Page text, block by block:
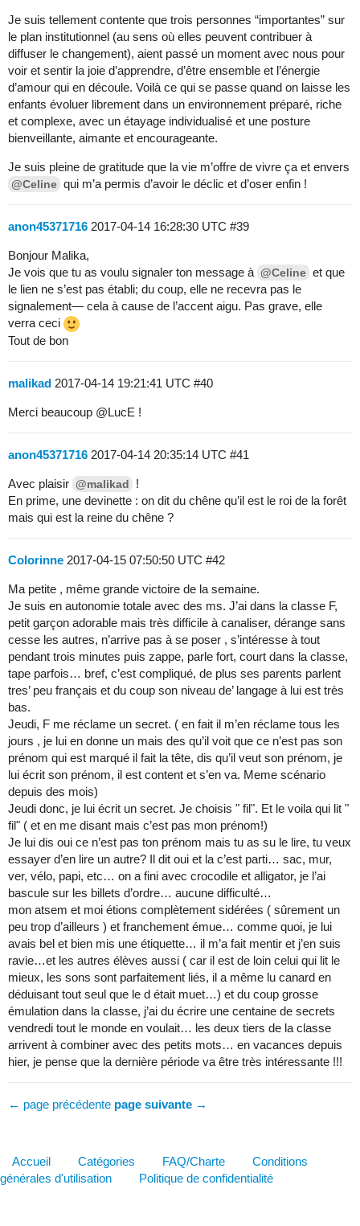
Je suis tellement contente que trois personnes “importantes” sur
le plan institutionnel (au sens où elles peuvent contribuer à
diffuser le changement), aient passé un moment avec nous pour
voir et sentir la joie d’apprendre, d’être ensemble et l’énergie
d’amour qui en découle. Voilà ce qui se passe quand on laisse les
enfants évoluer librement dans un environnement préparé, riche
et complexe, avec un étayage individualisé et une posture
bienveillante, aimante et encourageante.
Je suis pleine de gratitude que la vie m’offre de vivre ça et envers
@Celine qui m’a permis d’avoir le déclic et d’oser enfin !
anon45371716 2017-04-14 16:28:30 UTC #39
Bonjour Malika,
Je vois que tu as voulu signaler ton message à @Celine et que
le lien ne s’est pas établi; du coup, elle ne recevra pas le
signalement— cela à cause de l’accent aigu. Pas grave, elle
verra ceci
Tout de bon
malikad 2017-04-14 19:21:41 UTC #40
Merci beaucoup @LucE !
anon45371716 2017-04-14 20:35:14 UTC #41
Avec plaisir @malikad
!
En prime, une devinette : on dit du chêne qu’il est le roi de la forêt
mais qui est la reine du chêne ?
Colorinne 2017-04-15 07:50:50 UTC #42
Ma petite , même grande victoire de la semaine.
Je suis en autonomie totale avec des ms. J’ai dans la classe F,
petit garçon adorable mais très difficile à canaliser, dérange sans
cesse les autres, n’arrive pas à se poser , s’intéresse à tout
pendant trois minutes puis zappe, parle fort, court dans la classe,
tape parfois… bref, c’est compliqué, de plus ses parents parlent
tres’ peu français et du coup son niveau de’ langage à lui est très
bas.
Jeudi, F me réclame un secret. ( en fait il m’en réclame tous les
jours , je lui en donne un mais des qu’il voit que ce n’est pas son
prénom qui est marqué il fait la tête, dis qu’il veut son prénom, je
lui écrit son prénom, il est content et s’en va. Meme scénario
depuis des mois)
Jeudi donc, je lui écrit un secret. Je choisis " fil". Et le voila qui lit "
fil" ( et en me disant mais c’est pas mon prénom!)
Je lui dis oui ce n’est pas ton prénom mais tu as su le lire, tu veux
essayer d’en lire un autre? Il dit oui et la c’est parti… sac, mur,
ver, vélo, papi, etc… on a fini avec crocodile et alligator, je l’ai
bascule sur les billets d’ordre… aucune difficulté…
mon atsem et moi étions complètement sidérées ( sûrement un
peu trop d’ailleurs ) et franchement émue… comme quoi, je lui
avais bel et bien mis une étiquette… il m’a fait mentir et j’en suis
ravie…et les autres élèves aussi ( car il est de loin celui qui lit le
mieux, les sons sont parfaitement liés, il a même lu canard en
déduisant tout seul que le d était muet…) et du coup grosse
émulation dans la classe, j’ai du écrire une centaine de secrets
vendredi tout le monde en voulait… les deux tiers de la classe
arrivent à combiner avec des petits mots… en vacances depuis
hier, je pense que la dernière période va être très intéressante !!!
← page précédente page suivante →
Accueil Catégories FAQ/Charte
Conditions
générales d'utilisation
Politique de confidentialité